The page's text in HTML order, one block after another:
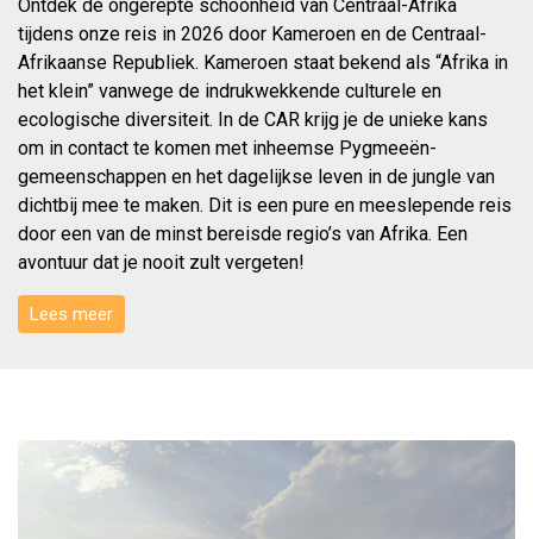
Ontdek de ongerepte schoonheid van Centraal-Afrika
tijdens onze reis in 2026 door Kameroen en de Centraal-
Afrikaanse Republiek. Kameroen staat bekend als “Afrika in
het klein” vanwege de indrukwekkende culturele en
ecologische diversiteit. In de CAR krijg je de unieke kans
om in contact te komen met inheemse Pygmeeën-
gemeenschappen en het dagelijkse leven in de jungle van
dichtbij mee te maken. Dit is een pure en meeslepende reis
door een van de minst bereisde regio’s van Afrika. Een
avontuur dat je nooit zult vergeten!
Lees meer